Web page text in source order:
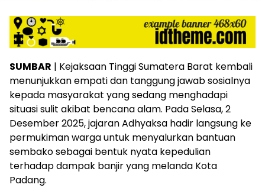
SUMBAR | Kejaksaan Tinggi Sumatera Barat kembali
menunjukkan empati dan tanggung jawab sosialnya
kepada masyarakat yang sedang menghadapi
situasi sulit akibat bencana alam. Pada Selasa, 2
Desember 2025, jajaran Adhyaksa hadir langsung ke
permukiman warga untuk menyalurkan bantuan
sembako sebagai bentuk nyata kepedulian
terhadap dampak banjir yang melanda Kota
Padang.